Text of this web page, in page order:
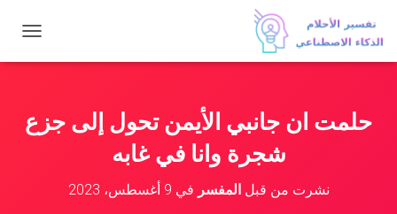
ب
ا
حلمت ان جانبي الأيمن تحول إلى جزع
شجرة وانا في غابه
نشرت من قبلالمفسر في 9 أغسطس، 2023